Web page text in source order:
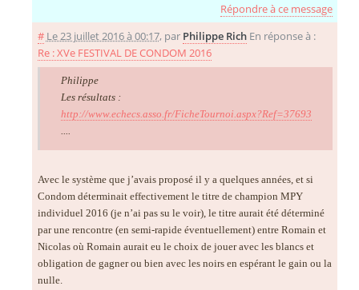
Répondre à ce message
# Le 23 juillet 2016 à 00:17, par Philippe Rich En réponse à :
Re : XVe FESTIVAL DE CONDOM 2016
Philippe
Les résultats :
http://www.echecs.asso.fr/FicheTournoi.aspx?Ref=37693
....
Avec le système que j’avais proposé il y a quelques années, et si
Condom déterminait effectivement le titre de champion MPY
individuel 2016 (je n’ai pas su le voir), le titre aurait été déterminé
par une rencontre (en semi-rapide éventuellement) entre Romain et
Nicolas où Romain aurait eu le choix de jouer avec les blancs et
obligation de gagner ou bien avec les noirs en espérant le gain ou la
nulle.